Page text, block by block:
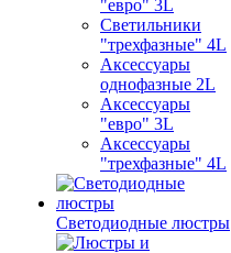
"евро" 3L
Светильники
"трехфазные" 4L
Аксессуары
однофазные 2L
Аксессуары
"евро" 3L
Аксессуары
"трехфазные" 4L
Светодиодные люстры